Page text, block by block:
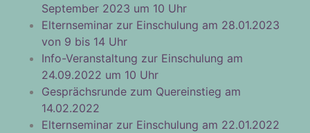
September 2023 um 10 Uhr
Elternseminar zur Einschulung am 28.01.2023
von 9 bis 14 Uhr
Info-Veranstaltung zur Einschulung am
24.09.2022 um 10 Uhr
Gesprächsrunde zum Quereinstieg am
14.02.2022
Elternseminar zur Einschulung am 22.01.2022